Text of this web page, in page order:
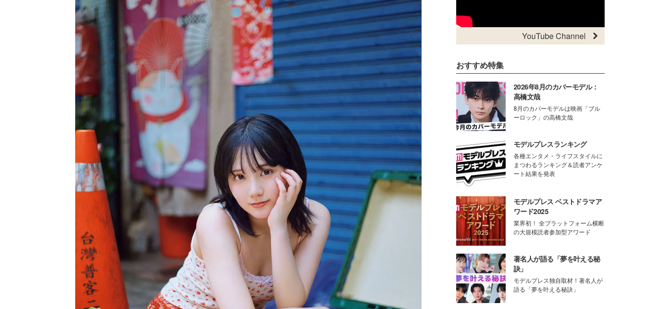
YouTube Channel
おすすめ特集
2026年8月のカバーモデル：
高橋文哉
8月のカバーモデルは映画「ブル
ーロック」の高橋文哉
モデルプレスランキング
各種エンタメ・ライフスタイルに
まつわるランキング＆読者アンケ
ート結果を発表
モデルプレス ベストドラマア
ワード2025
業界初！ 全プラットフォーム横断
の大規模読者参加型アワード
著名人が語る「夢を叶える秘
訣」
モデルプレス独自取材！著名人が
語る「夢を叶える秘訣」